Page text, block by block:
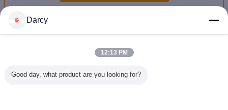
더 많은 것관 분쇄기 기계
ASTM 정밀도 관을
낮은 탄소 강철을
Darcy
12:13 PM
Good day, what product are you looking for?